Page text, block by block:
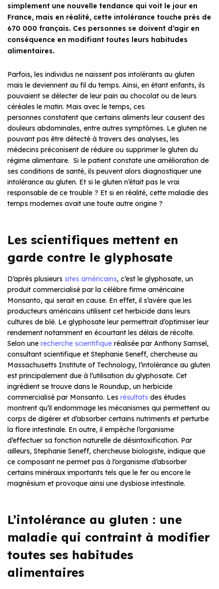
simplement une nouvelle tendance qui voit le jour en
France, mais en réalité, cette intolérance touche près de
670 000 français. Ces personnes se doivent d’agir en
conséquence en modifiant toutes leurs habitudes
alimentaires.
Parfois, les individus ne naissent pas intolérants au gluten
mais le deviennent au fil du temps. Ainsi, en étant enfants, ils
pouvaient se délecter de leur pain au chocolat ou de leurs
céréales le matin. Mais avec le temps, ces
personnes constatent que certains aliments leur causent des
douleurs abdominales, entre autres symptômes. Le gluten ne
pouvant pas être détecté à travers des analyses, les
médecins préconisent de réduire ou supprimer le gluten du
régime alimentaire. Si le patient constate une amélioration de
ses conditions de santé, ils peuvent alors diagnostiquer une
intolérance au gluten. Et si le gluten n’était pas le vrai
responsable de ce trouble ? Et si en réalité, cette maladie des
temps modernes avait une toute autre origine ?
Les scientifiques mettent en
garde contre le glyphosate
D’après plusieurs sites américains, c’est le glyphosate, un
produit commercialisé par la célèbre firme américaine
Monsanto, qui serait en cause. En effet, il s’avère que les
producteurs américains utilisent cet herbicide dans leurs
cultures de blé. Le glyphosate leur permettrait d’optimiser leur
rendement notamment en écourtant les délais de récolte.
Selon une recherche scientifique réalisée par Anthony Samsel,
consultant scientifique et Stephanie Seneff, chercheuse au
Massachusetts Institute of Technology, l’intolérance au gluten
est principalement due à l’utilisation du glyphosate. Cet
ingrédient se trouve dans le Roundup, un herbicide
commercialisé par Monsanto. Les résultats des études
montrent qu’il endommage les mécanismes qui permettent au
corps de digérer et d’absorber certains nutriments et perturbe
la flore intestinale. En outre, il empêche l’organisme
d’effectuer sa fonction naturelle de désintoxification. Par
ailleurs, Stephanie Seneff, chercheuse biologiste, indique que
ce composant ne permet pas à l’organisme d’absorber
certains minéraux importants tels que le fer ou encore le
magnésium et provoque ainsi une dysbiose intestinale.
L’intolérance au gluten : une
maladie qui contraint à modifier
toutes ses habitudes
alimentaires